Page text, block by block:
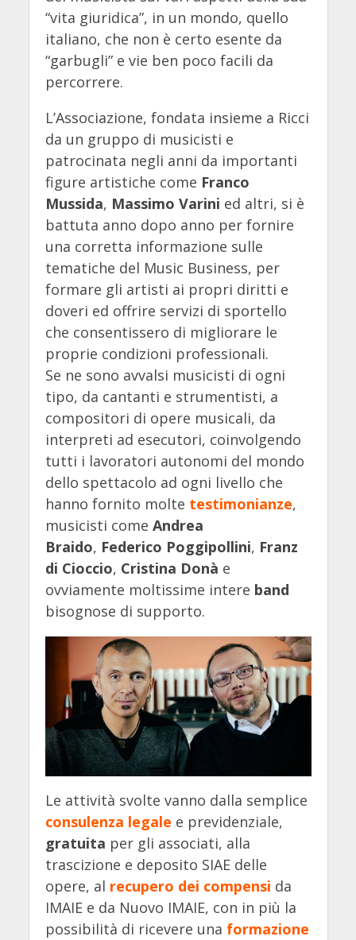
“vita giuridica”, in un mondo, quello
italiano, che non è certo esente da
“garbugli” e vie ben poco facili da
percorrere.
L’Associazione, fondata insieme a Ricci
da un gruppo di musicisti e
patrocinata negli anni da importanti
figure artistiche come Franco
Mussida, Massimo Varini ed altri, si è
battuta anno dopo anno per fornire
una corretta informazione sulle
tematiche del Music Business, per
formare gli artisti ai propri diritti e
doveri ed offrire servizi di sportello
che consentissero di migliorare le
proprie condizioni professionali.
Se ne sono avvalsi musicisti di ogni
tipo, da cantanti e strumentisti, a
compositori di opere musicali, da
interpreti ad esecutori, coinvolgendo
tutti i lavoratori autonomi del mondo
dello spettacolo ad ogni livello che
hanno fornito molte testimonianze,
musicisti come Andrea
Braido, Federico Poggipollini, Franz
di Cioccio, Cristina Donà e
ovviamente moltissime intere band
bisognose di supporto.
Le attività svolte vanno dalla semplice
consulenza legale e previdenziale,
gratuita per gli associati, alla
trascizione e deposito SIAE delle
opere, al recupero dei compensi da
IMAIE e da Nuovo IMAIE, con in più la
possibilità di ricevere una formazione